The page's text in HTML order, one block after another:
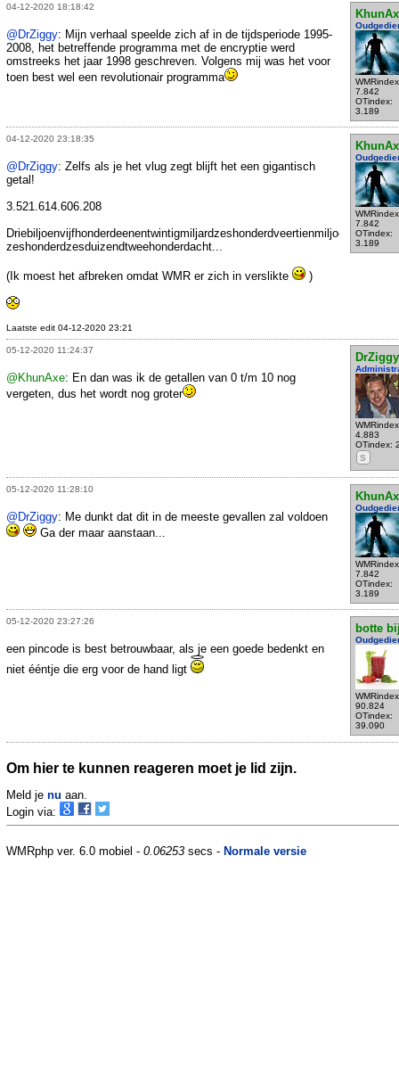
04-12-2020 18:18:42
7.842
OTindex:
3.189
@DrZiggy: Mijn verhaal speelde zich af in de tijdsperiode 1995-
2008, het betreffende programma met de encryptie werd
omstreeks het jaar 1998 geschreven. Volgens mij was het voor
toen best wel een revolutionair programma
04-12-2020 23:18:35
7.842
OTindex:
3.189
@DrZiggy: Zelfs als je het vlug zegt blijft het een gigantisch
getal!
3.521.614.606.208
Driebiljoenvijfhonderdeenentwintigmiljardzeshonderdveertienmiljoen-
zeshonderdzesduizendtweehonderdacht...
(Ik moest het afbreken omdat WMR er zich in verslikte )
Laatste edit 04-12-2020 23:21
05-12-2020 11:24:37
DrZiggy
4.883
OTindex:
S
@KhunAxe: En dan was ik de getallen van 0 t/m 10 nog
vergeten, dus het wordt nog groter
05-12-2020 11:28:10
7.842
OTindex:
3.189
@DrZiggy: Me dunkt dat dit in de meeste gevallen zal voldoen
Ga der maar aanstaan...
05-12-2020 23:27:26
botte
90.824
OTindex:
39.090
een pincode is best betrouwbaar, als je een goede bedenkt en
niet ééntje die erg voor de hand ligt
Om hier te kunnen reageren moet je lid zijn.
Meld je nu aan.
Login via:
WMRphp ver. 6.0 mobiel - 0.06253 secs - Normale versie